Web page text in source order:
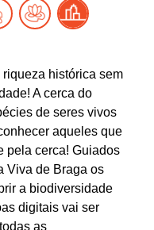
histórica sem
A cerca do
de seres vivos
aqueles que
pela cerca! Guiados
Viva de Braga os
a biodiversidade
digitais vai ser
as